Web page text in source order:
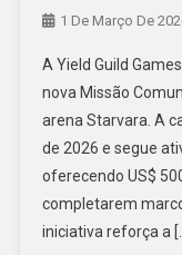
1 De Março De
A Yield Guild
nova Missão
arena Starvara. A
de 2026 e segue
oferecendo US$
completarem
iniciativa reforça a